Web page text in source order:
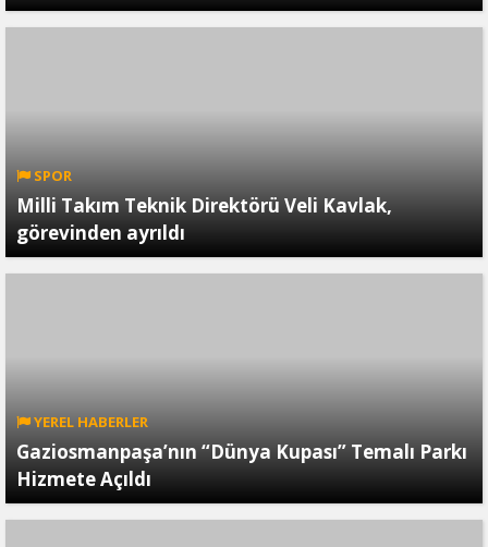
SPOR
Milli Takım Teknik Direktörü Veli Kavlak,
görevinden ayrıldı
YEREL HABERLER
Gaziosmanpaşa’nın “Dünya Kupası” Temalı Parkı
Hizmete Açıldı